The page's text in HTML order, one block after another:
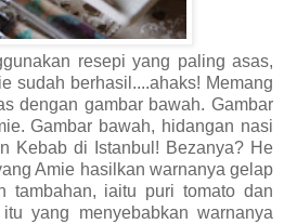
resepi yang paling asas,
sudah berhasil....ahaks! Memang
dengan gambar bawah. Gambar
Gambar bawah, hidangan nasi
Kebab di Istanbul! Bezanya? He
Amie hasilkan warnanya gelap
tambahan, iaitu puri tomato dan
yang menyebabkan warnanya